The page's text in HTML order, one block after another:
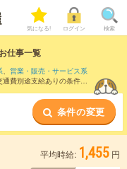
気になる! ログイン 検索
仕事一覧
、 営業・販売・サービス系
費別途支給ありの条件の
条件の変更
平均時給: 1,455 円